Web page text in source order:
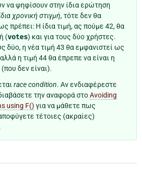
να ψηφίσουν στην ίδια ερώτηση
χρονική στιγμή, τότε δεν θα
πρέπει: Η ίδια τιμή, ας πούμε 42, θα
(votes) και για τους δύο χρήστες.
δύο, η νέα τιμή 43 θα εμφανιστεί ως
η τιμή 44 θα έπρεπε να είναι η
δεν είναι).
race condition. Αν ενδιαφέρεστε
την αναφορά στοAvoiding
using F() για να μάθετε πως
τέτοιες (ακραίες)